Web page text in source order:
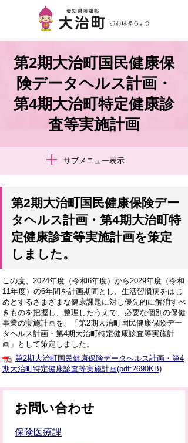
第2期大治町国民健康保
険データヘルス計画・
第4期大治町特定健康診
査等実施計画
サブメニュー表示
第2期大治町国民健康保険デー
タヘルス計画・第4期大治町特
定健康診査等実施計画を策定
しました。
この度、2024年度（令和6年度）から2029年度（令和
11年度）の6年間を計画期間とし、生活習慣病をはじ
めとするさまざまな健康課題に対し優先的に解消すべ
きものを把握し、整理したうえで、必要な個別の保健
事業の実施計画を、「第2期大治町国民健康保険デー
タヘルス計画・第4期大治町特定健康診査等実施計
画」として策定しました。
第2期大治町国民健康保険データヘルス計画・第4
期大治町特定健康診査等実施計画(pdf:2690KB)
お問い合わせ
保険医療課